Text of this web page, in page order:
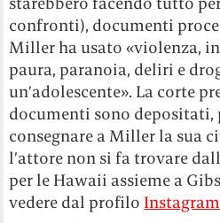
confronti), documenti
Miller ha usato «violenza,
paura, paranoia, deliri e
un’adolescente». La corte
documenti sono depositati,
consegnare a Miller la sua
l’attore non si fa trovare
per le Hawaii assieme a
vedere dal profilo Instagram